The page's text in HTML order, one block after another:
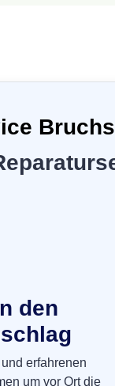
den
erfahrenen
um vor Ort die